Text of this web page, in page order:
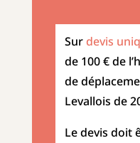
Surdevis
de 100 € de
de
Levallois de
Le devis doit